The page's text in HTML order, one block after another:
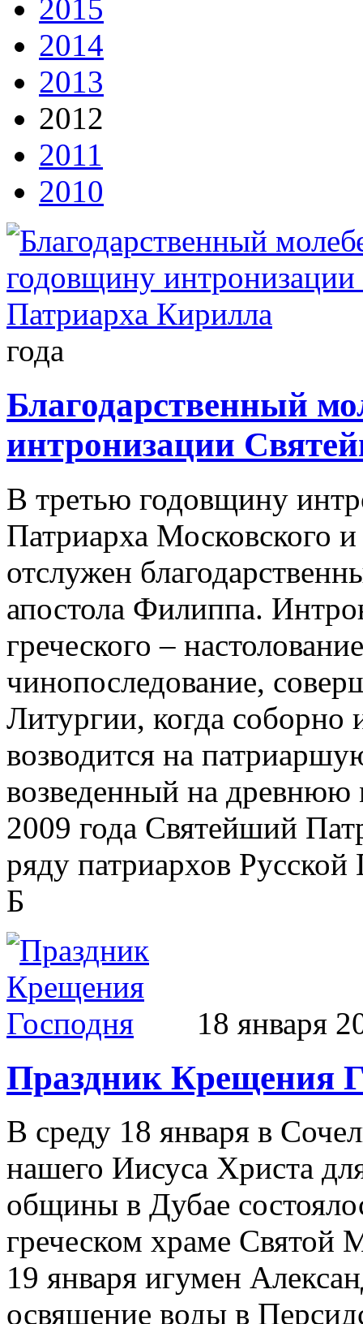
2015
2014
2013
2012
2011
2010
года
Благодарственный
интронизации
В третью годовщину
Патриарха Московского
отслужен
апостола Филиппа.
греческого –
чинопоследование,
Литургии, когда соборно
возводится на
возведенный на древнюю
2009 года Святейший
ряду патриархов
Б
18 января
Праздник Крещения
В среду 18 января в
нашего Иисуса Христа
общины в Дубае
греческом храме Святой
19 января игумен
освящение воды в